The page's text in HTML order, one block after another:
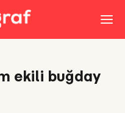
ekili buğday